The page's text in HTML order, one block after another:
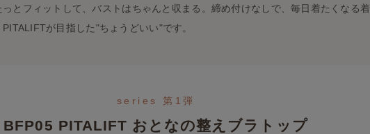
とフィットして、バストはちゃんと収まる。締め付けなしで、毎日着たくなる着
が目指した"ちょうどいい"です。
series 第1弾
BFP05 PITALIFT おとなの整えブラトップ